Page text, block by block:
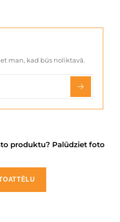
man, kad būs noliktavā.
produktu? Palūdziet foto